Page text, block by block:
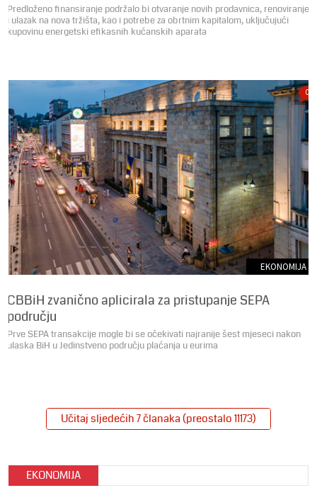
Predloženo finansiranje podržalo bi otvaranje novih prodavnica, renoviranje
i ulazak na nova tržišta, kao i potrebe za obrtnim kapitalom, uključujući
kupovinu energetski efikasnih kućanskih aparata
EKONOMIJA
CBBiH zvanično aplicirala za pristupanje SEPA
području
Prve SEPA transakcije mogle bi se očekivati najranije šest mjeseci nakon
ulaska BiH u Jedinstveno području plaćanja u eurima
0
Učitaj sljedećih 7 članaka (preostalo 11173)
EKONOMIJA